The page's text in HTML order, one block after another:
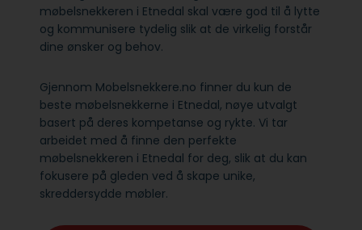
møbelsnekkeren i Etnedal skal være god til å lytte
og kommunisere tydelig slik at de virkelig forstår
dine ønsker og behov.
Gjennom Mobelsnekkere.no finner du kun de
beste møbelsnekkerne i Etnedal, nøye utvalgt
basert på deres kompetanse og rykte. Vi tar
arbeidet med å finne den perfekte
møbelsnekkeren i Etnedal for deg, slik at du kan
fokusere på gleden ved å skape unike,
skreddersydde møbler.